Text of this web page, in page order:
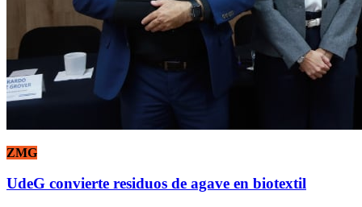
ZMG
UdeG convierte residuos de agave en biotextil